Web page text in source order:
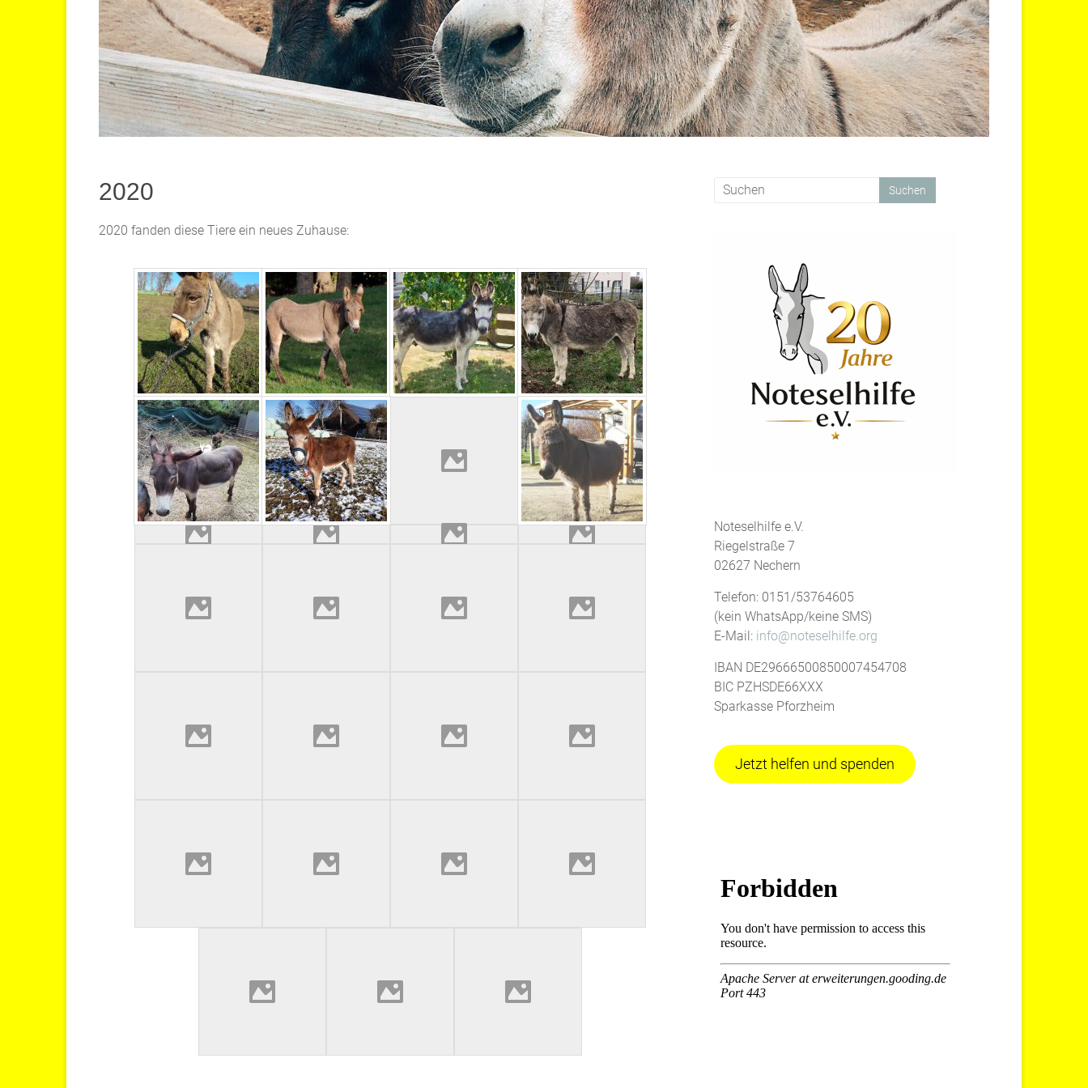
2020
2020 fanden diese Tiere ein neues Zuhause:
Noteselhilfe e.V.
Riegelstraße 7
02627 Nechern
Telefon: 0151/53764605
(kein WhatsApp/keine SMS)
E-Mail: info@noteselhilfe.org
IBAN DE29666500850007454708
BIC PZHSDE66XXX
Sparkasse Pforzheim
Jetzt helfen und spenden